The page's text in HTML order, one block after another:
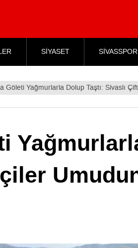
SİYASET SİVASSPOR
Göleti Yağmurlarla Dolup Taştı: Sivaslı